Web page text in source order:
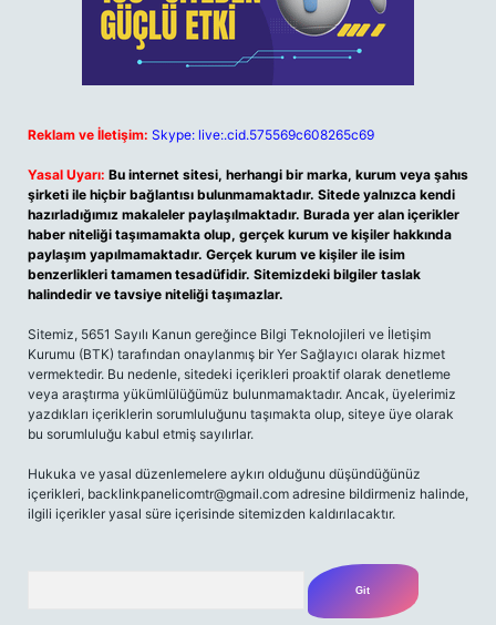
Reklam ve İletişim: Skype: live:.cid.575569c608265c69
Yasal Uyarı: Bu internet sitesi, herhangi bir marka, kurum veya şahıs
şirketi ile hiçbir bağlantısı bulunmamaktadır. Sitede yalnızca kendi
hazırladığımız makaleler paylaşılmaktadır. Burada yer alan içerikler
haber niteliği taşımamakta olup, gerçek kurum ve kişiler hakkında
paylaşım yapılmamaktadır. Gerçek kurum ve kişiler ile isim
benzerlikleri tamamen tesadüfidir. Sitemizdeki bilgiler taslak
halindedir ve tavsiye niteliği taşımazlar.
Sitemiz, 5651 Sayılı Kanun gereğince Bilgi Teknolojileri ve İletişim
Kurumu (BTK) tarafından onaylanmış bir Yer Sağlayıcı olarak hizmet
vermektedir. Bu nedenle, sitedeki içerikleri proaktif olarak denetleme
veya araştırma yükümlülüğümüz bulunmamaktadır. Ancak, üyelerimiz
yazdıkları içeriklerin sorumluluğunu taşımakta olup, siteye üye olarak
bu sorumluluğu kabul etmiş sayılırlar.
Hukuka ve yasal düzenlemelere aykırı olduğunu düşündüğünüz
içerikleri, backlinkpanelicomtr@gmail.com adresine bildirmeniz halinde,
ilgili içerikler yasal süre içerisinde sitemizden kaldırılacaktır.